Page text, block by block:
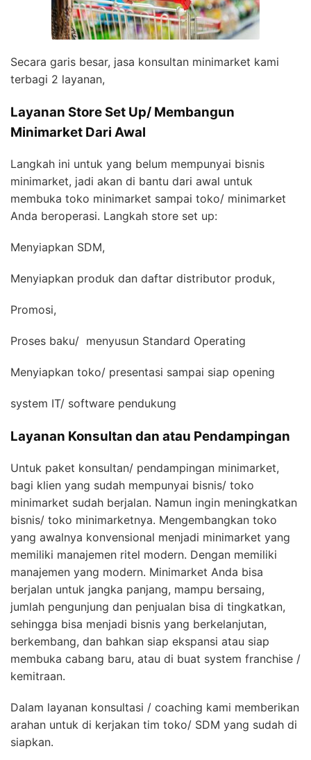
Secara garis besar, jasa konsultan minimarket kami
terbagi 2 layanan,
Layanan Store Set Up/ Membangun
Minimarket Dari Awal
Langkah ini untuk yang belum mempunyai bisnis
minimarket, jadi akan di bantu dari awal untuk
membuka toko minimarket sampai toko/ minimarket
Anda beroperasi. Langkah store set up:
Menyiapkan SDM,
Menyiapkan produk dan daftar distributor produk,
Promosi,
Proses baku/ menyusun Standard Operating
Menyiapkan toko/ presentasi sampai siap opening
system IT/ software pendukung
Layanan Konsultan dan atau Pendampingan
Untuk paket konsultan/ pendampingan minimarket,
bagi klien yang sudah mempunyai bisnis/ toko
minimarket sudah berjalan. Namun ingin meningkatkan
bisnis/ toko minimarketnya. Mengembangkan toko
yang awalnya konvensional menjadi minimarket yang
memiliki manajemen ritel modern. Dengan memiliki
manajemen yang modern. Minimarket Anda bisa
berjalan untuk jangka panjang, mampu bersaing,
jumlah pengunjung dan penjualan bisa di tingkatkan,
sehingga bisa menjadi bisnis yang berkelanjutan,
berkembang, dan bahkan siap ekspansi atau siap
membuka cabang baru, atau di buat system franchise /
kemitraan.
Dalam layanan konsultasi / coaching kami memberikan
arahan untuk di kerjakan tim toko/ SDM yang sudah di
siapkan.